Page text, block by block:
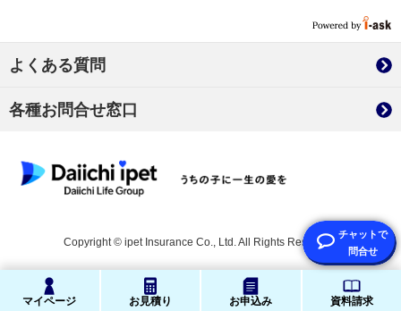
マイページ お見積り お申込み 資料請求
よくある質問
各種お問合せ窓口
Copyright © ipet Insurance Co., Ltd. All Rights Reserved.